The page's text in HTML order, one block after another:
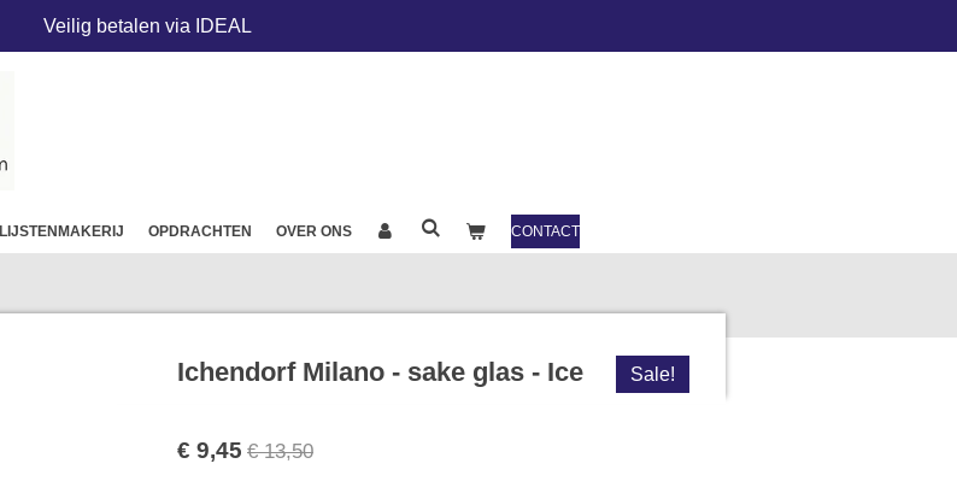
Veilig betalen via IDEAL
LIJSTENMAKERIJ OPDRACHTEN OVER ONS CONTACT
Ichendorf Milano - sake glas - Ice Sale!
€ 9,45 € 13,50